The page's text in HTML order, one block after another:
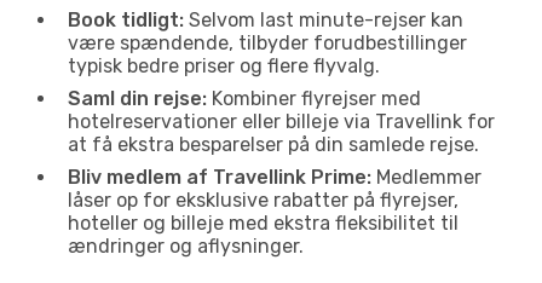
Book tidligt: Selvom last minute-rejser kan
være spændende, tilbyder forudbestillinger
typisk bedre priser og flere flyvalg.
Saml din rejse: Kombiner flyrejser med
hotelreservationer eller billeje via Travellink for
at få ekstra besparelser på din samlede rejse.
Bliv medlem af Travellink Prime: Medlemmer
låser op for eksklusive rabatter på flyrejser,
hoteller og billeje med ekstra fleksibilitet til
ændringer og aflysninger.